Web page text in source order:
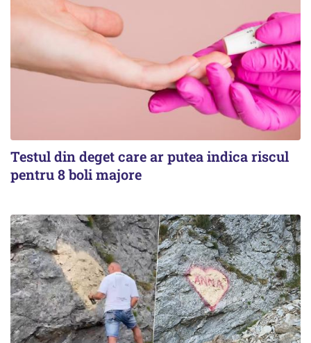
Testul din deget care ar putea indica riscul
pentru 8 boli majore